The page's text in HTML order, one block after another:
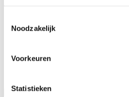
Noodzakelijk
Voorkeuren
Statistieken
€14,90
35-38
39-42
Cadeau's